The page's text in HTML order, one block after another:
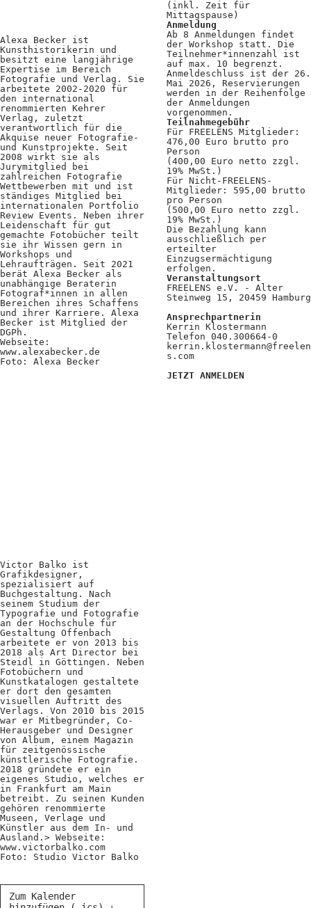
Alexa Becker ist
Kunsthistorikerin und
besitzt eine langjährige
Expertise im Bereich
Fotografie und Verlag. Sie
arbeitete 2002-2020 für
den international
renommierten Kehrer
Verlag, zuletzt
verantwortlich für die
Akquise neuer Fotografie-
und Kunstprojekte. Seit
2008 wirkt sie als
Jurymitglied bei
zahlreichen Fotografie
Wettbewerben mit und ist
ständiges Mitglied bei
internationalen Portfolio
Review Events. Neben ihrer
Leidenschaft für gut
gemachte Fotobücher teilt
sie ihr Wissen gern in
Workshops und
Lehraufträgen. Seit 2021
berät Alexa Becker als
unabhängige Beraterin
Fotograf*innen in allen
Bereichen ihres Schaffens
und ihrer Karriere. Alexa
Becker ist Mitglied der
DGPh.
Webseite:
www.alexabecker.de
Foto: Alexa Becker
Victor Balko ist
Grafikdesigner,
spezialisiert auf
Buchgestaltung. Nach
seinem Studium der
Typografie und Fotografie
an der Hochschule für
Gestaltung Offenbach
arbeitete er von 2013 bis
2018 als Art Director bei
Steidl in Göttingen. Neben
Fotobüchern und
Kunstkatalogen gestaltete
er dort den gesamten
visuellen Auftritt des
Verlags. Von 2010 bis 2015
war er Mitbegründer, Co-
Herausgeber und Designer
von Album, einem Magazin
für zeitgenössische
künstlerische Fotografie.
2018 gründete er ein
eigenes Studio, welches er
in Frankfurt am Main
betreibt. Zu seinen Kunden
gehören renommierte
Museen, Verlage und
Künstler aus dem In- und
Ausland.> Webseite:
www.victorbalko.com
Foto: Studio Victor Balko
(inkl. Zeit für
Mittagspause)
Anmeldung
Ab 8 Anmeldungen findet
der Workshop statt. Die
Teilnehmer*innenzahl ist
auf max. 10 begrenzt.
Anmeldeschluss ist der 26.
Mai 2026, Reservierungen
werden in der Reihenfolge
der Anmeldungen
vorgenommen.
Teilnahmegebühr
Für FREELENS Mitglieder:
476,00 Euro brutto pro
Person
(400,00 Euro netto zzgl.
19% MwSt.)
Für Nicht-FREELENS-
Mitglieder: 595,00 brutto
pro Person
(500,00 Euro netto zzgl.
19% MwSt.)
Die Bezahlung kann
ausschließlich per
erteilter
Einzugsermächtigung
erfolgen.
Veranstaltungsort
FREELENS e.V. - Alter
Steinweg 15, 20459 Hamburg
Ansprechpartnerin
Kerrin Klostermann
Telefon 040.300664-0
kerrin.klostermann@freelen
s.com
JETZT ANMELDEN
Zum Kalender